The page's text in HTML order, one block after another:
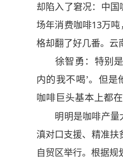
却陷入了窘况：中
场年消费咖啡13万
格却翻了好几番。云
徐智勇：特别
内的我不喝’。但
咖啡巨头基本上都
明明是咖啡产量大
滇对口支援、精准扶
自贸区举行。根据规